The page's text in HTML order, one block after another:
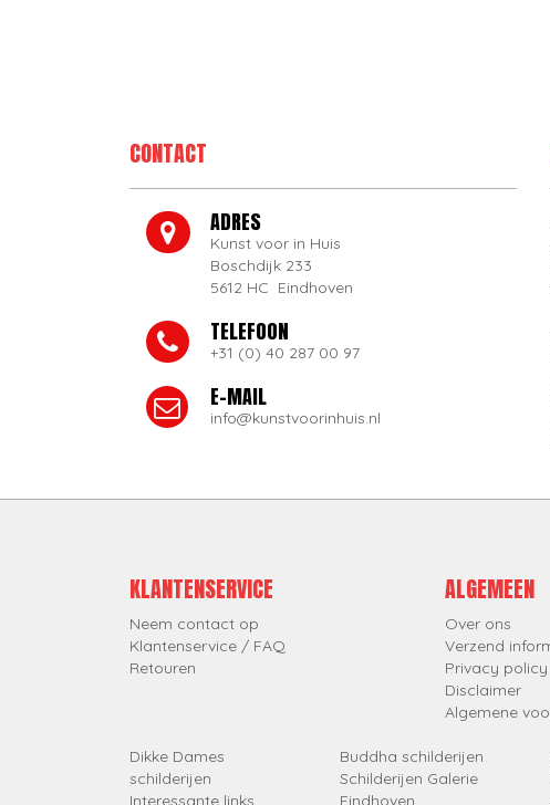
CONTACT
ADRES
Kunst voor in Huis
Boschdijk 233
5612 HC Eindhoven
TELEFOON
+31 (0) 40 287 00 97
E-MAIL
info@kunstvoorinhuis.nl
KLANTENSERVICE
Neem contact op
Klantenservice / FAQ
Retouren
ALGEMEEN
Over ons
Verzend
Privacy policy
Disclaimer
Algemene
Dikke Dames
schilderijen
Interessante links
Buddha schilderijen
Schilderijen Galerie
Eindhoven